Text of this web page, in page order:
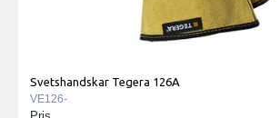
Svetshandskar Tegera 126A
VE126-